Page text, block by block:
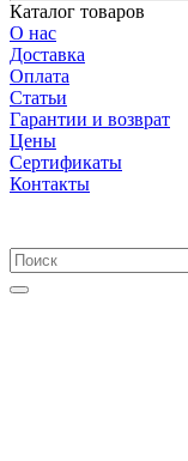
Каталог товаров
О нас
Доставка
Оплата
Cтатьи
Гарантии и возврат
Цены
Сертификаты
Контакты